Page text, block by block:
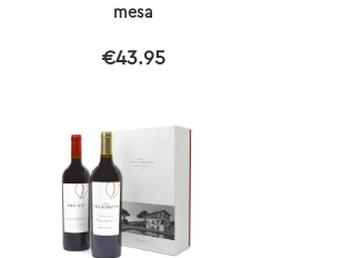
mesa
€43.95